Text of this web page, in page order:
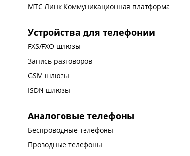
МТС Линк Коммуникационная платформа
Устройства для телефонии
FXS/FXO шлюзы
Запись разговоров
GSM шлюзы
ISDN шлюзы
Аналоговые телефоны
Беспроводные телефоны
Проводные телефоны